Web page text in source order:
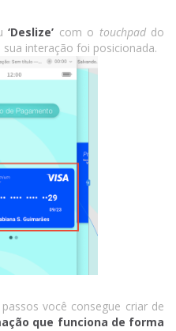
‘Deslize’ com o touchpaddo
interação foi posicionada.
você consegue criar de
que funciona de forma